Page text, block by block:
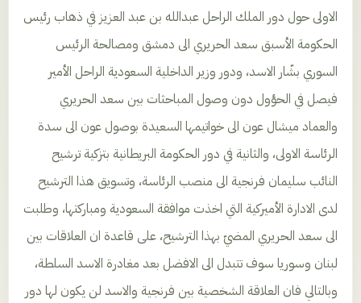
الاولى حول دور الملك الراحل عبدالله بن عبد العزيز في ذهاب رئيس
الحكومة الأسبق سعد الحريري الى دمشق ومصالحة الرئيس
السوري بشّار الاسد، ودور وزير الداخلية السعودية الراحل الأمير
فيصل في الحؤول دون وصول المباحثات بين سعد الحريري
والعماد ميشال عون الى خواتيمها السعيدة بوصول عون الى سدة
الرئاسة الاولى، والثانية في دور الحكومة البريطانية بتزكية ترشيح
النائب سليمان فرنجية الى منصب الرئاسة، وتسويق هذا الترشيح
لدى الادارة الأميركية التي اخذت موافقة السعودية ومباركتها، وطلبت
الى سعد الحريري المضيّ بهذا الترشيح، على قاعدة ان العلاقات بين
لبنان وسوريا سوف تتبدل الى الافضل بعد مغادرة الاسد السلطة،
وبالتالي فان العلاقة الشخصية بين فرنجية والاسد لن يكون لها دور